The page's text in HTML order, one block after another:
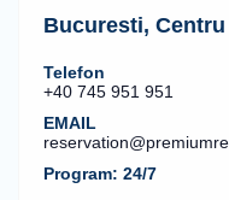
Bucuresti, Centru
Telefon
+40 745 951 951
EMAIL
Program: 24/7